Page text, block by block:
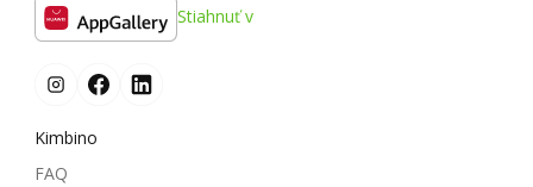
Stiahnuť v
Kimbino
FAQ